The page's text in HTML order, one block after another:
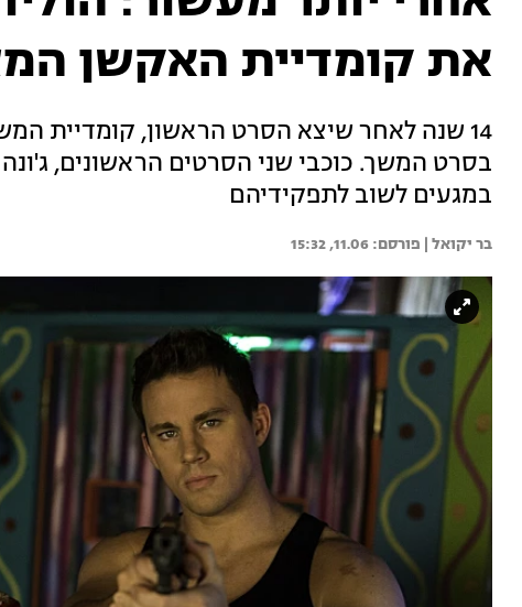
את קומדיית האקשן
14 שנה לאחר שיצא הסרט הראשון, קומדיית
בסרט המשך. כוכבי שני הסרטים הראשונים, ג'ונה
במגעים לשוב לתפקידיהם
בר יקואל | 11.06, 15:32